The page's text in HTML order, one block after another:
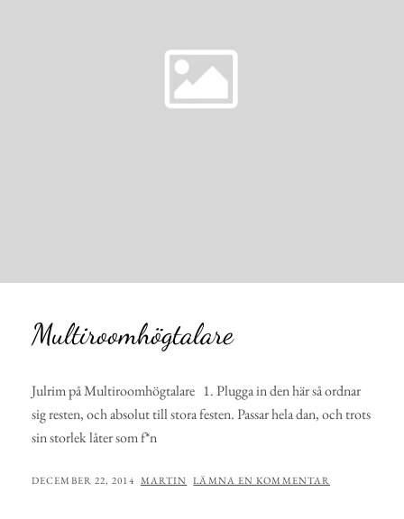
Multiroomhögtalare
Julrim på Multiroomhögtalare 1. Plugga in den här så ordnar
sig resten, och absolut till stora festen. Passar hela dan, och trots
sin storlek låter som f*n
PUBLICERAT
DECEMBER 22, 2014 AV
MARTIN LÄMNA EN KOMMENTAR